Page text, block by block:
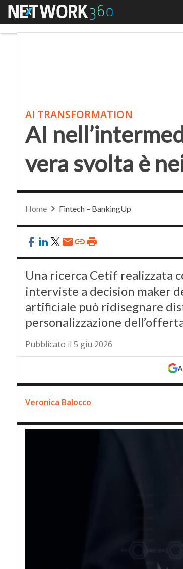
Menu
AI TRANSFORMATION
AI
vera svolta è
Home Fintech – BankingUp
Una ricerca Cetif realizzata
interviste a decision maker
artificiale può ridisegnare
personalizzazione
Pubblicato il 5 giu 2026
Veronica Balocco